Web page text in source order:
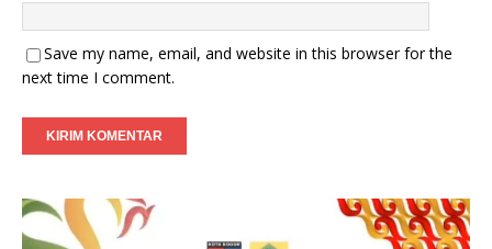
Save my name, email, and website in this browser for the
next time I comment.